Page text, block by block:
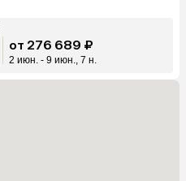
от 276 689 ₽
2 июн. - 9 июн., 7 н.